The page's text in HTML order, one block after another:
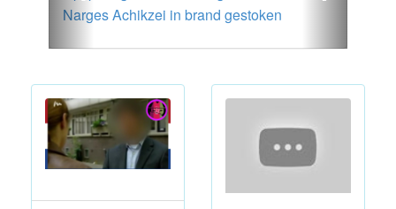
Narges Achikzei in brand gestoken